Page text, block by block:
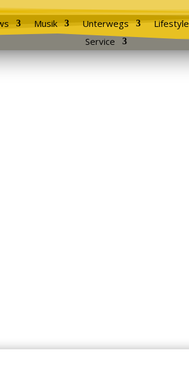
Musik Unterwegs Lifestyle
Service